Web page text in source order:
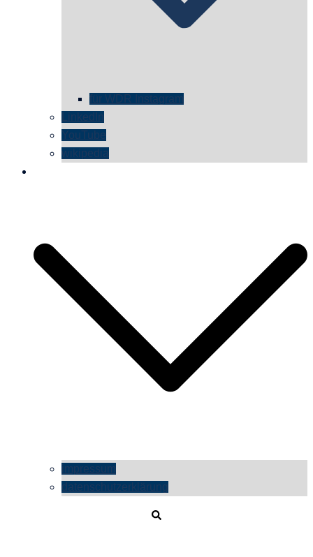
für WDR Instagram
LinkedIn
YouTube
wikipedia
impressum
datenschutzerklärung